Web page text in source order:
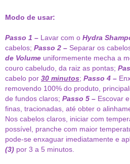
Modo de usar:
Passo 1 – Lavar com o Hydra
cabelos; Passo 2 – Separar os
de Volume uniformemente mecha a
couro cabeludo, da raiz as pontas;
cabelo por 30 minutos; Passo 4 –
removendo 100% do produto,
de fundos claros; Passo 5 – Escovar
finas, tracionadas, até obter o
Nos cabelos claros, iniciar com
possível, pranche com maior
pode-se enxaguar imediatamente e
(3) por 3 a 5 minutos.